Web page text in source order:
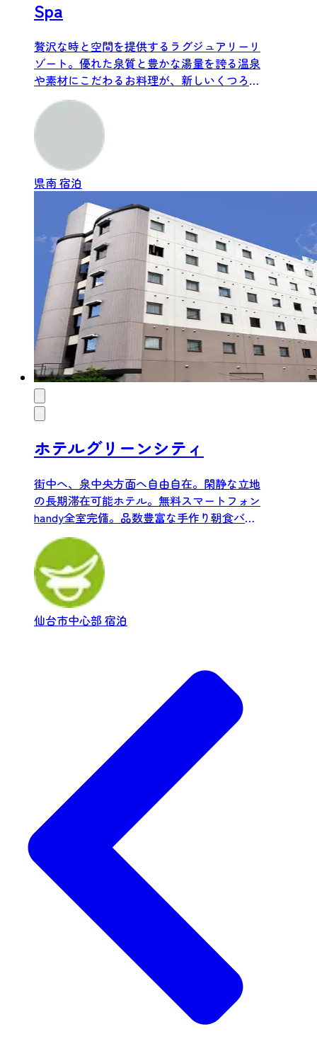
Spa
贅沢な時と空間を提供するラグジュアリーリ
ゾート。優れた泉質と豊かな湯量を誇る温泉
や素材にこだわるお料理が、新しいくつろぎ
の時をお届けします。
県南宿泊
ホテルグリーンシティ
街中へ、泉中央方面へ自由自在。閑静な立地
の長期滞在可能ホテル。無料スマートフォン
handy全室完備。品数豊富な手作り朝食バイ
キングあり。
仙台市中心部 宿泊